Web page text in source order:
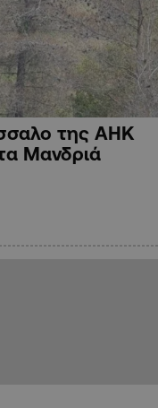
της ΑΗΚ
Μανδριά